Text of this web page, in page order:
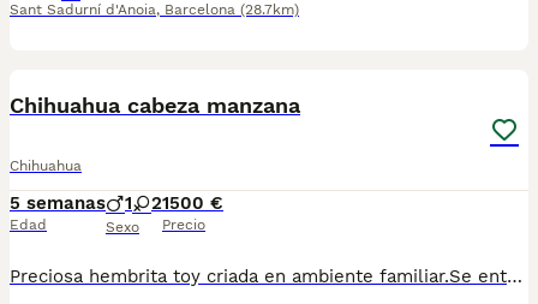
Sant Sadurní d'Anoia, Barcelona (28.7km)
Chihuahua cabeza manzana
Chihuahua
5 semanas
Edad
1 2
Sexo
1500 €
Precio
Preciosa hembrita toy criada en ambiente familiar.Se entrega vacunada desparasitada y con chip.Para más información llamar o escribir al 682908382